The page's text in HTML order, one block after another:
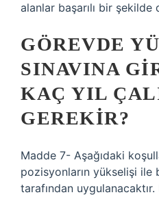
alanlar başarılı bir şekilde
GÖREVDE
SINAVINA
KAÇ YIL
GEREKIR?
Madde 7- Aşağıdaki
pozisyonların yükselişi
tarafından